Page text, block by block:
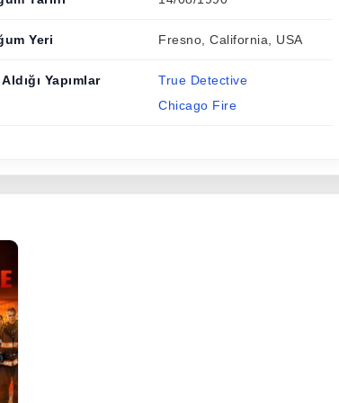
Yeri Fresno, California, USA
Yapımlar
True Detective
Chicago Fire